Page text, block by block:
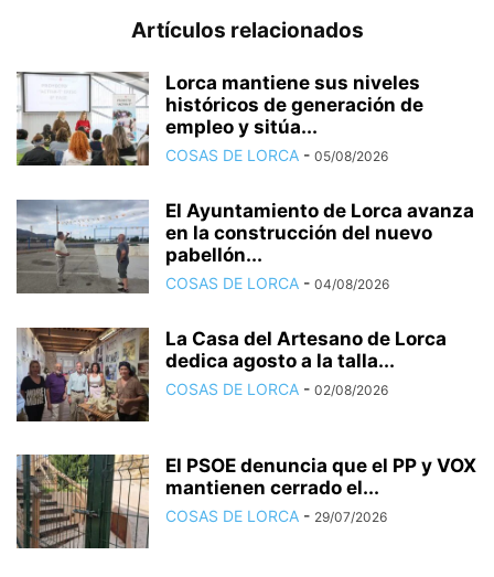
Artículos relacionados
Lorca mantiene sus niveles
históricos de generación de
empleo y sitúa...
COSAS DE LORCA - 05/08/2026
El Ayuntamiento de Lorca avanza
en la construcción del nuevo
pabellón...
COSAS DE LORCA - 04/08/2026
La Casa del Artesano de Lorca
dedica agosto a la talla...
COSAS DE LORCA - 02/08/2026
El PSOE denuncia que el PP y VOX
mantienen cerrado el...
COSAS DE LORCA - 29/07/2026